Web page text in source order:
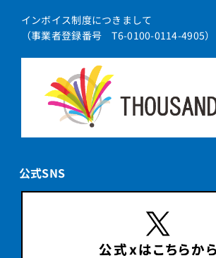
インボイス制度につきまして
（事業者登録番号 T6-0100-0114-4905）
公式SNS